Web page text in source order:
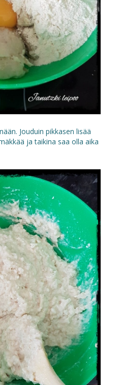
Jouduin pikkasen lisää
ja taikina saa olla aika